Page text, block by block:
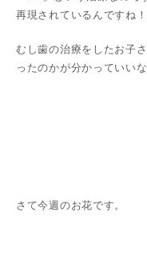
再現されているんですね！
むし歯の治療をしたお子
ったのかが分かっていい
さて今週のお花です。